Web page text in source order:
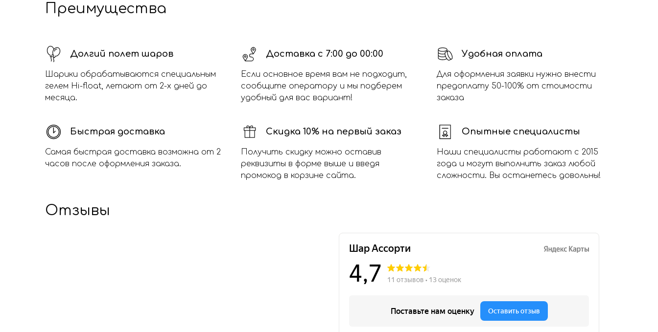
Преимущества
Долгий полет шаров
Шарики обрабатываются специальным
гелем Hi-float, летают от 2-х дней до
месяца.
Доставка с 7:00 до 00:00
Если основное время вам не подходит,
сообщите оператору и мы подберем
удобный для вас вариант!
Удобная оплата
Для оформления заявки нужно внести
предоплату 50-100% от стоимости
заказа
Быстрая доставка
Самая быстрая доставка возможна от 2
часов после оформления заказа.
Скидка 10% на первый заказ
Получить скидку можно оставив
реквизиты в форме выше и введя
промокод в корзине сайта.
Опытные специалисты
Наши специалисты работают с 2015
года и могут выполнить заказ любой
сложности. Вы останетесь довольны!
Отзывы